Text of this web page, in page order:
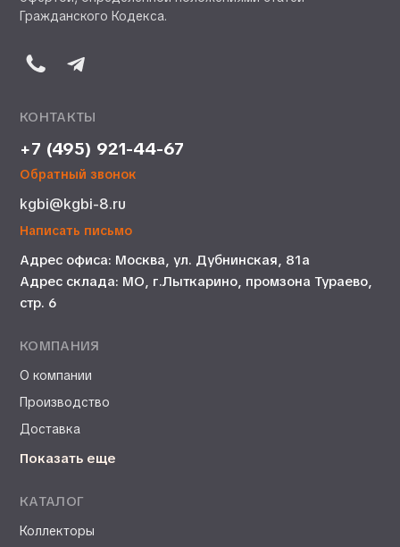
Гражданского Кодекса.
КОНТАКТЫ
+7 (495) 921-44-67
Обратный звонок
kgbi@kgbi-8.ru
Написать письмо
Адрес офиса: Москва, ул. Дубнинская, 81а
Адрес склада: МО, г.Лыткарино, промзона Тураево,
стр. 6
КОМПАНИЯ
О компании
Производство
Доставка
Показать еще
КАТАЛОГ
Коллекторы